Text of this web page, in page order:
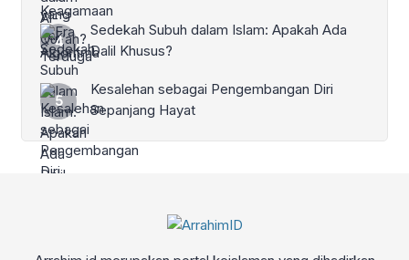
Sedekah Subuh dalam Islam: Apakah Ada
Dalil Khusus?
Kesalehan sebagai Pengembangan Diri
Sepanjang Hayat